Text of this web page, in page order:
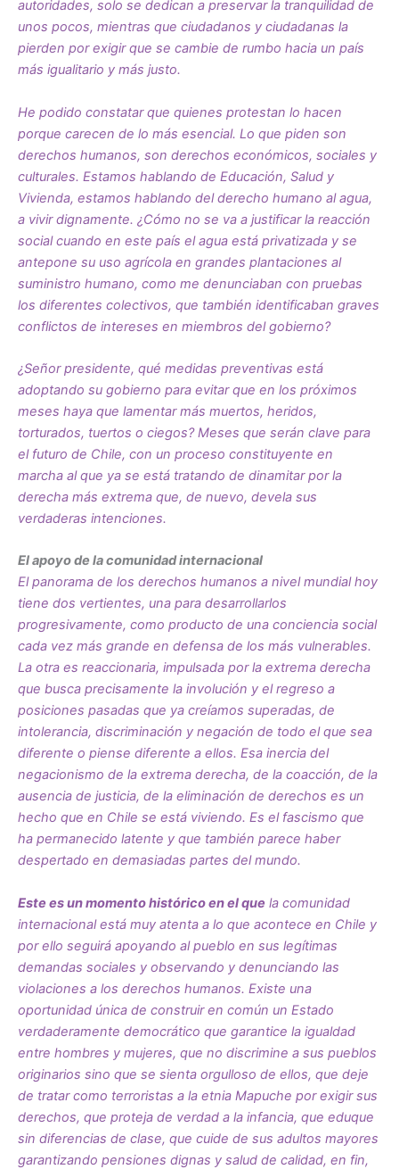
autoridades, solo se dedican a preservar la tranquilidad de
unos pocos, mientras que ciudadanos y ciudadanas la
pierden por exigir que se cambie de rumbo hacia un país
más igualitario y más justo.
He podido constatar que quienes protestan lo hacen
porque carecen de lo más esencial. Lo que piden son
derechos humanos, son derechos económicos, sociales y
culturales. Estamos hablando de Educación, Salud y
Vivienda, estamos hablando del derecho humano al agua,
a vivir dignamente. ¿Cómo no se va a justificar la reacción
social cuando en este país el agua está privatizada y se
antepone su uso agrícola en grandes plantaciones al
suministro humano, como me denunciaban con pruebas
los diferentes colectivos, que también identificaban graves
conflictos de intereses en miembros del gobierno?
¿Señor presidente, qué medidas preventivas está
adoptando su gobierno para evitar que en los próximos
meses haya que lamentar más muertos, heridos,
torturados, tuertos o ciegos? Meses que serán clave para
el futuro de Chile, con un proceso constituyente en
marcha al que ya se está tratando de dinamitar por la
derecha más extrema que, de nuevo, devela sus
verdaderas intenciones.
El apoyo de la comunidad internacional
El panorama de los derechos humanos a nivel mundial hoy
tiene dos vertientes, una para desarrollarlos
progresivamente, como producto de una conciencia social
cada vez más grande en defensa de los más vulnerables.
La otra es reaccionaria, impulsada por la extrema derecha
que busca precisamente la involución y el regreso a
posiciones pasadas que ya creíamos superadas, de
intolerancia, discriminación y negación de todo el que sea
diferente o piense diferente a ellos. Esa inercia del
negacionismo de la extrema derecha, de la coacción, de la
ausencia de justicia, de la eliminación de derechos es un
hecho que en Chile se está viviendo. Es el fascismo que
ha permanecido latente y que también parece haber
despertado en demasiadas partes del mundo.
Este es un momento histórico en el que la comunidad
internacional está muy atenta a lo que acontece en Chile y
por ello seguirá apoyando al pueblo en sus legítimas
demandas sociales y observando y denunciando las
violaciones a los derechos humanos. Existe una
oportunidad única de construir en común un Estado
verdaderamente democrático que garantice la igualdad
entre hombres y mujeres, que no discrimine a sus pueblos
originarios sino que se sienta orgulloso de ellos, que deje
de tratar como terroristas a la etnia Mapuche por exigir sus
derechos, que proteja de verdad a la infancia, que eduque
sin diferencias de clase, que cuide de sus adultos mayores
garantizando pensiones dignas y salud de calidad, en fin,